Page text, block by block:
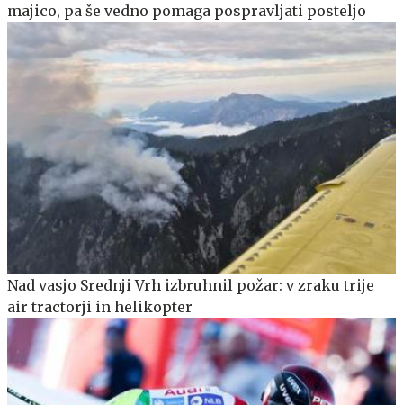
majico, pa še vedno pomaga pospravljati posteljo
Nad vasjo Srednji Vrh izbruhnil požar: v zraku trije
air tractorji in helikopter